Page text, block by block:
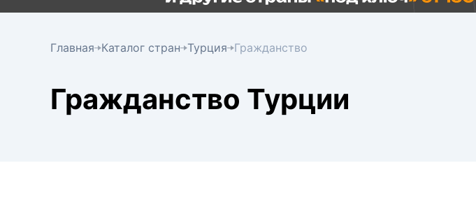
Главная Каталог стран Турция Гражданство
Гражданство Турции